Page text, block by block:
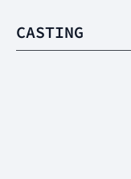
CASTING